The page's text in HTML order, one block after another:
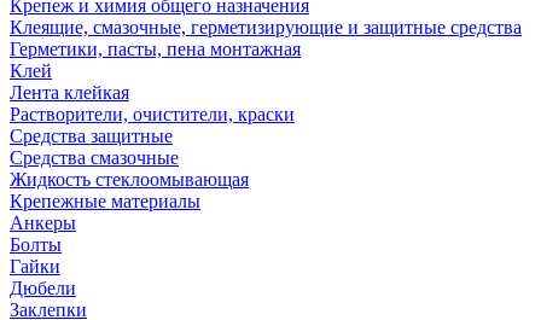
Крепеж и химия общего назначения
Клеящие, смазочные, герметизирующие и защитные средства
Герметики, пасты, пена монтажная
Клей
Лента клейкая
Растворители, очистители, краски
Средства защитные
Средства смазочные
Жидкость стеклоомывающая
Крепежные материалы
Анкеры
Болты
Гайки
Дюбели
Заклепки